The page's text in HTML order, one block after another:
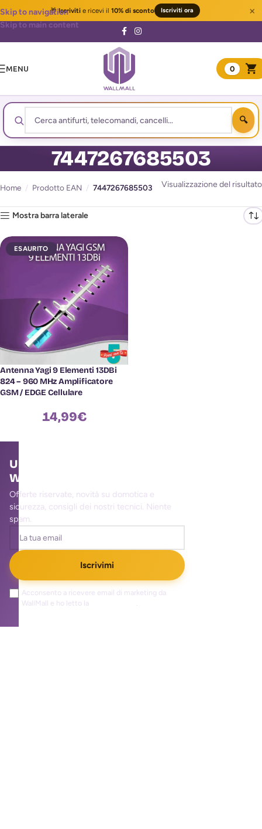
🎁Iscrivitie ricevi il 10% di sconto Iscriviti ora ×
Skip to navigation
Skip to main content
MENU 0
7447267685503
Home / Prodotto EAN / 7447267685503 Visualizzazione del risultato
Mostra barra laterale
ESAURITO
Antenna Yagi 9 Elementi 13DBi
824 – 960 MHz Amplificatore
GSM / EDGE Cellulare
14,99€
Unisciti alla community
WallMall
Offerte riservate, novità su domotica e
sicurezza, consigli dei nostri tecnici. Niente
spam.
Iscrivimi
Acconsento a ricevere email di marketing da
WallMall e ho letto la
.